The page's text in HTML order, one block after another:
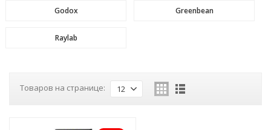
Godox Greenbean
Raylab
Товаров на странице: 12